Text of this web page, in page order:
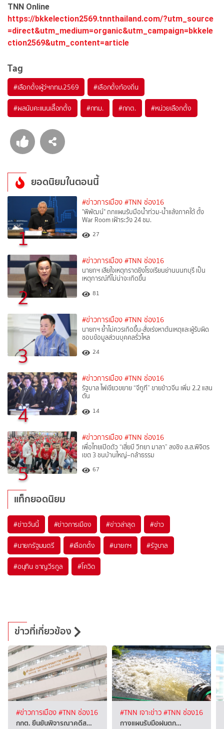
TNN Online
https://bkkelection2569.tnnthailand.com/?utm_source
=direct&utm_medium=organic&utm_campaign=bkkele
ction2569&utm_content=article
Tag
#เลือกตั้งผู้ว่ฯกทม.2569 #เลือกตั้งท้องถิ่น
#ผลนับคะแนนเลืือกตั้ง #กทม. #กกต. #หน่วยเลือกตั้ง
ยอดนิยมในตอนนี้
1
#ข่าวการเมือง #TNN ช่อง16
"พิพัฒน์" ถกแผนรับมือน้ำท่วม-น้ำแล้งภาคใต้ ตั้ง
War Room เฝ้าระวัง 24 ชม.
27
2
#ข่าวการเมือง #TNN ช่อง16
นายกฯ เสียใจเหตุกราดยิงโรงเรียนย่านนนทบุรี เป็น
เหตุการณ์ที่ไม่น่าจะเกิดขึ้น
81
3
#ข่าวการเมือง #TNN ช่อง16
นายกฯ ย้ำไม่ควรเกิดขึ้น-สั่งเร่งหาต้นเหตุและผู้รับผิด
ชอบข้อมูลส่วนบุคคลรั่วไหล
24
4
#ข่าวการเมือง #TNN ช่อง16
รัฐบาล ไฟเขียวขยาย “จีทูที” ขายข้าวจีน เพิ่ม 2.2 แสน
ตัน
14
5
#ข่าวการเมือง #TNN ช่อง16
เพื่อไทยเปิดตัว “เสี่ยบี วิทยา มาลา” ลงชิง ส.ส.พิจิตร
เขต 3 ชนบ้านใหญ่–กล้าธรรม
67
แท็กยอดนิยม
#ข่าววันนี้ #ข่าวการเมือง #ข่าวล่าสุด #ข่าว
#นายกรัฐมนตรี #เลือกตั้ง #นายกฯ #รัฐบาล
#อนุทิน ชาญวีรกูล #โควิด
ข่าวที่เกี่ยวข้อง
#ข่าวการเมือง#TNN ช่อง16
กกต. ยืนยันพิจารณาคดีส…
#TNN เจาะข่าว#TNN ช่อง16
กางแผน​รับมือฝนตก…